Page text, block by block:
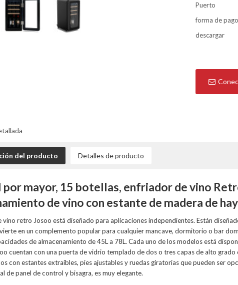
Puerto
forma de pago
descargar
del producto Detalles de producto
por mayor, 15 botellas, enfriador de vino
de vino con estante de madera de
vino retro Josoo está diseñado para aplicaciones independientes. Están
en un complemento popular para cualquier mancave, dormitorio o bar
de almacenamiento de 45L a 78L. Cada uno de los modelos está
cuentan con una puerta de vidrio templado de dos o tres capas de alto grado
con estantes extraíbles, pies ajustables y ruedas giratorias que pueden ser
de panel de control y bisagra, es muy elegante.